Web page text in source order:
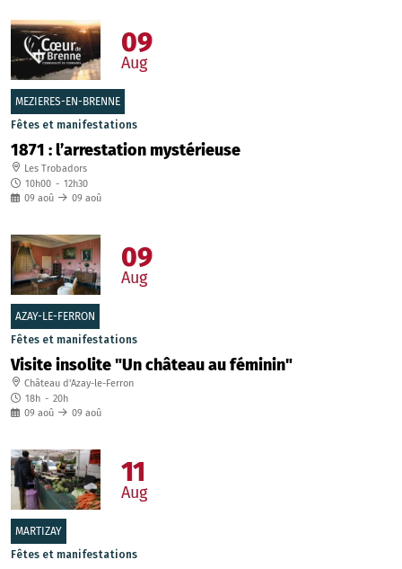
MEZIERES-EN-BRENNE
Fêtes et manifestations
1871 : l’arrestation mystérieuse
Les Trobadors
10h00 - 12h30
09 aoû 09 aoû
09
Aug
AZAY-LE-FERRON
Fêtes et manifestations
Visite insolite "Un château au féminin"
Château d'Azay-le-Ferron
18h - 20h
09 aoû 09 aoû
09
Aug
MARTIZAY
Fêtes et manifestations
11
Aug